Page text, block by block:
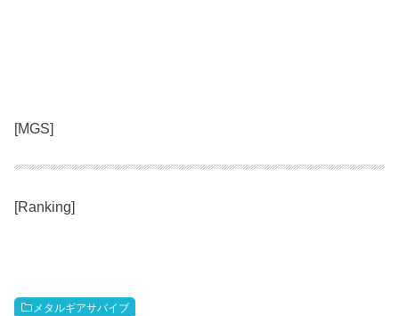
[MGS]
[Ranking]
メタルギアサバイブ